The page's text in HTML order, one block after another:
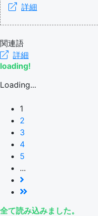
詳細
関連語
詳細
loading!
Loading...
1
2
3
4
5
...
全て読み込みました。